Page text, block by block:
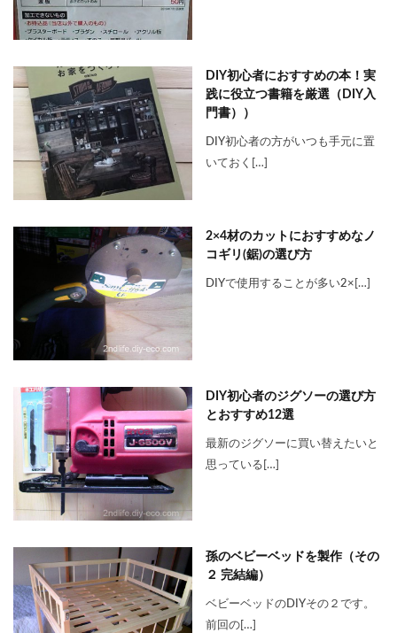
DIY初心者におすすめの本！実
践に役立つ書籍を厳選（DIY入
門書））
DIY初心者の方がいつも手元に置
いておく[…]
2×4材のカットにおすすめなノ
コギリ(鋸)の選び方
DIYで使用することが多い2×[…]
DIY初心者のジグソーの選び方
とおすすめ12選
最新のジグソーに買い替えたいと
思っている[…]
孫のベビーベッドを製作（その
２ 完結編）
ベビーベッドのDIYその２です。
前回の[…]